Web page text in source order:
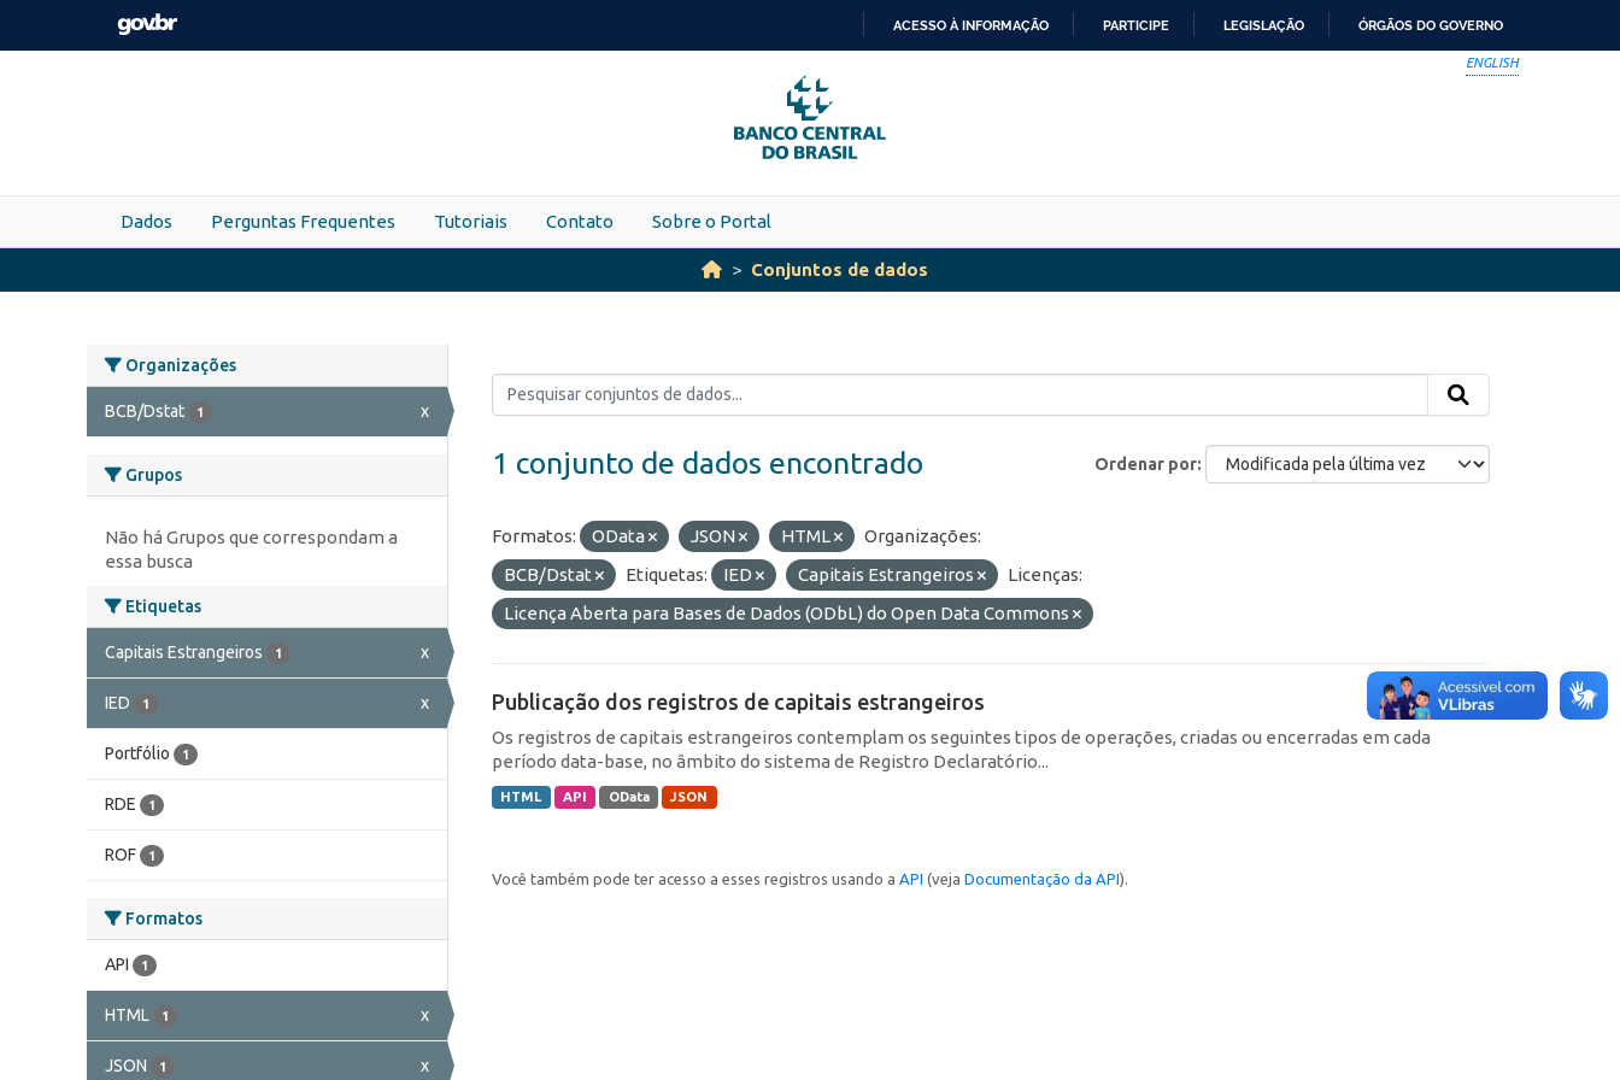
Skip to main content
PARA
O
CONTEÚDO
ACESSO À INFORMAÇÃO PARTICIPE LEGISLAÇÃO ÓRGÃOS DO GOVERNO
ENGLISH
Dados Perguntas Frequentes Tutoriais Contato Sobre o Portal
Conjuntos de dados
Organizações
BCB/Dstat 1 x
Grupos
Não há Grupos que correspondam a
essa busca
Etiquetas
Capitais Estrangeiros 1 x
IED 1 x
Portfólio 1
RDE 1
ROF 1
Formatos
API 1
HTML 1 x
JSON 1 x
Ordenar por
1 conjunto de dados encontrado
Formatos: OData JSON HTML
Organizações:
BCB/Dstat
Etiquetas: IED Capitais Estrangeiros
Licenças:
Licença Aberta para Bases de Dados (ODbL) do Open Data Commons
Publicação dos registros de capitais estrangeiros
Os registros de capitais estrangeiros contemplam os seguintes tipos de operações, criadas ou encerradas em cada
período data-base, no âmbito do sistema de Registro Declaratório...
HTML API OData JSON
Você também pode ter acesso a esses registros usando a API (veja Documentação da API).